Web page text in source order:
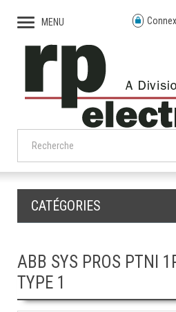
MENU
CATÉGORIES
ABB SYS PROS PTNI
TYPE 1